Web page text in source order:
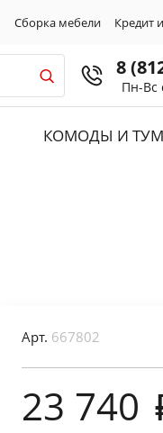
Сборка мебели Кредит
8
Пн-Вс
КОМОДЫ И
Арт. 667802
23 740